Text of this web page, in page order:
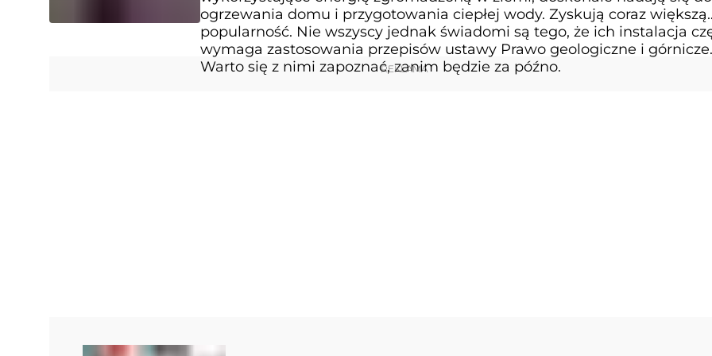
ogrzewania domu i przygotowania ciepłej wody. Zyskują coraz większą
popularność. Nie wszyscy jednak świadomi są tego, że ich instalacja
wymaga zastosowania przepisów ustawy Prawo geologiczne i górnicze.
Warto się z nimi zapoznać, zanim będzie za późno.
REKLAMA